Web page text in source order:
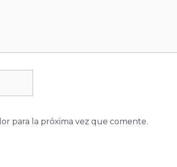
para la próxima vez que comente.